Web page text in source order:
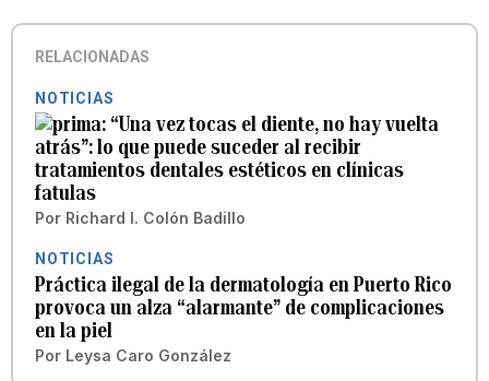
RELACIONADAS
NOTICIAS
“Una vez tocas el diente, no hay vuelta
atrás”: lo que puede suceder al recibir
tratamientos dentales estéticos en clínicas
fatulas
Por Richard I. Colón Badillo
NOTICIAS
Práctica ilegal de la dermatología en Puerto Rico
provoca un alza “alarmante” de complicaciones
en la piel
Por Leysa Caro González